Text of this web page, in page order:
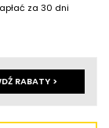
za 30 dni
RABATY >